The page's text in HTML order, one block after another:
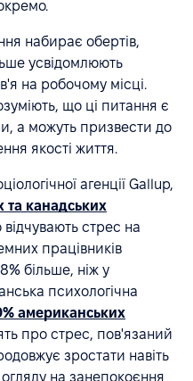
набирає обертів,
усвідомлюють
на робочому місці.
що ці питання є
а можуть призвести до
якості життя.
агенції Gallup,
та канадських
стрес на
працівників
більше, ніж у
психологічна
американських
про стрес, пов'язаний
зростати навіть
огляду на занепокоєння